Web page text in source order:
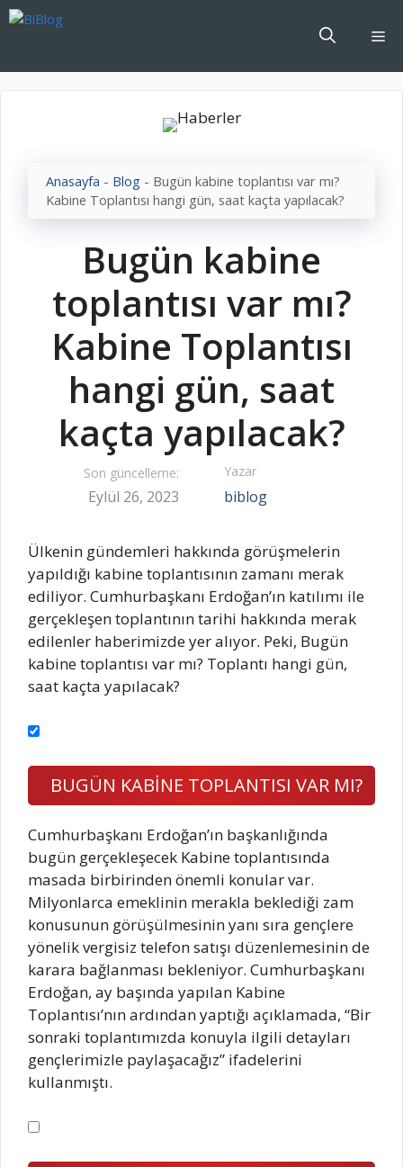
İçeriğe
Anasayfa - Blog - Bugün kabine toplantısı var mı?
Kabine Toplantısı hangi gün, saat kaçta yapılacak?
Bugün kabine
toplantısı var mı?
Kabine Toplantısı
hangi gün, saat
kaçta yapılacak?
Son güncelleme:
Eylül 26, 2023
Yazar
biblog
Ülkenin gündemleri hakkında görüşmelerin
yapıldığı kabine toplantısının zamanı merak
ediliyor. Cumhurbaşkanı Erdoğan’ın katılımı ile
gerçekleşen toplantının tarihi hakkında merak
edilenler haberimizde yer alıyor. Peki, Bugün
kabine toplantısı var mı? Toplantı hangi gün,
saat kaçta yapılacak?
BUGÜN KABİNE TOPLANTISI VAR MI?
Cumhurbaşkanı Erdoğan’ın başkanlığında
bugün gerçekleşecek Kabine toplantısında
masada birbirinden önemli konular var.
Milyonlarca emeklinin merakla beklediği zam
konusunun görüşülmesinin yanı sıra gençlere
yönelik vergisiz telefon satışı düzenlemesinin de
karara bağlanması bekleniyor. Cumhurbaşkanı
Erdoğan, ay başında yapılan Kabine
Toplantısı’nın ardından yaptığı açıklamada, “Bir
sonraki toplantımızda konuyla ilgili detayları
gençlerimizle paylaşacağız” ifadelerini
kullanmıştı.